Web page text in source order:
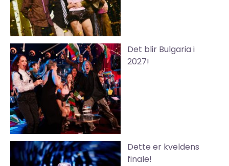
Det blir Bulgaria i
2027!
Dette er kveldens
finale!